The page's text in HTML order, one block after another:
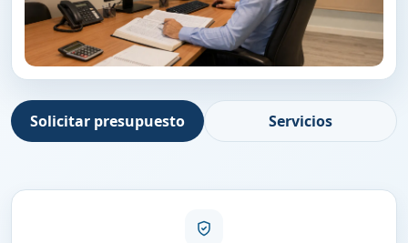
Solicitar presupuesto Servicios